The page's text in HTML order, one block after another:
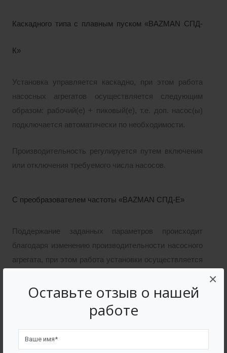
Оставьте отзыв о нашей
работе
×
Каскадного типа с плавным пуском «BAZMAN СПД-
К»
Установка управляется каскадно, при этом работа
насосных агрегатов осуществляется следующим
образом: рабочий(е) + пиковый(е), т.е. доп. насос(ы)
подключается автоматически по необходимости.
Производительность регулируется путем включения
или отключения требуемого числа насосов.
С преобразователем частоты «BAZMAN СПД-Е»
Поддержание заданных параметров происходит
благодаря изменению производительности насосного
агрегата, при этом работа установки осуществляется
резерв.